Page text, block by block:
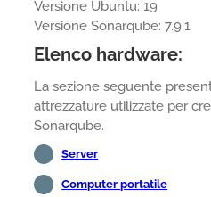
Versione Ubuntu: 19
Versione Sonarqube: 7.9.1
Elenco hardware:
La sezione seguente
attrezzature utilizzate per
Sonarqube.
Server
Computer portatile